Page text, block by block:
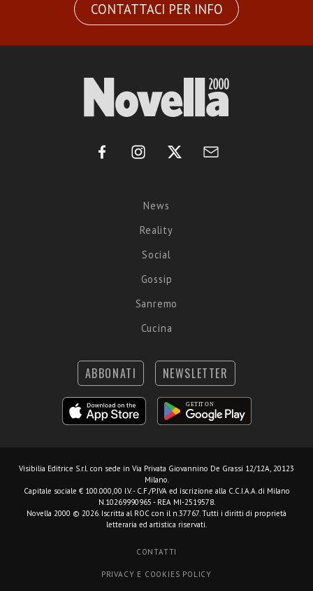
CONTATTACI PER INFO
News
Reality
Social
Gossip
Sanremo
Cucina
ABBONATI NEWSLETTER
Visibilia Editrice S.r.l. con sede in Via Privata Giovannino De Grassi 12/12A, 20123
Milano.
Capitale sociale € 100.000,00 I.V. - C.F./P.IVA ed iscrizione alla C.C.I.A.A. di Milano
N.10269990965 - REA MI-2519578.
Novella 2000 © 2026. Iscritta al ROC con il n.37767. Tutti i diritti di proprietà
letteraria ed artistica riservati.
CONTATTI
PRIVACY E COOKIES POLICY